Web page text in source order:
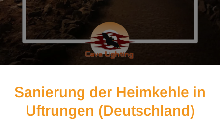
Sanierung der Heimkehle in
Uftrungen (Deutschland)